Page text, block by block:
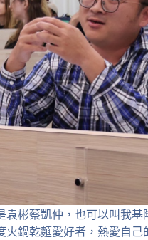
袁彬蔡凱仲，也可以叫我基
火鍋乾麵愛好者，熱愛自己